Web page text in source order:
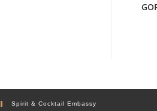
Spirit & Cocktail Embassy